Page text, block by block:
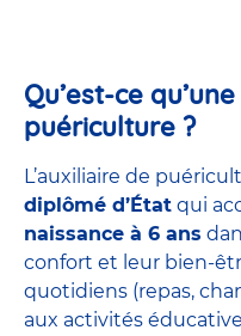
Qu’est-ce
puériculture ?
L’auxiliaire de
diplômé d’État qui
naissance à 6 ans
confort et leur bien-
quotidiens (repas,
aux activités